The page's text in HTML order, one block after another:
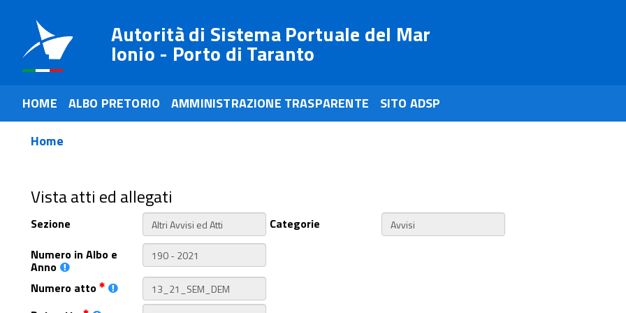
Autorità di Sistema Portuale del Mar
Ionio - Porto di Taranto
HOME ALBO PRETORIO AMMINISTRAZIONE TRASPARENTE
SITO ADSP
Home
Vista atti ed allegati
Sezione
Categorie
Numero in Albo e
Anno
Numero atto